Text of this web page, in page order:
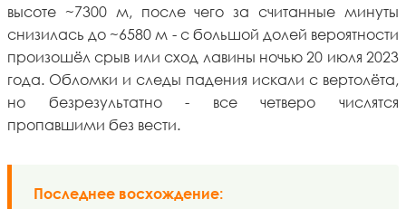
высоте ~7300 м, после чего за считанные минуты
снизилась до ~6580 м - с большой долей вероятности
произошёл срыв или сход лавины ночью 20 июля 2023
года. Обломки и следы падения искали с вертолёта,
но безрезультатно - все четверо числятся
пропавшими без вести.
Последнее восхождение: